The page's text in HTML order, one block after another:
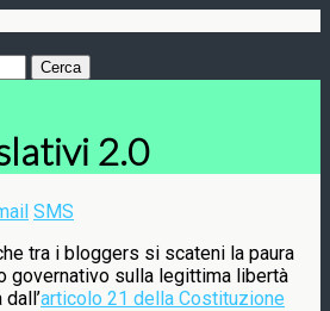
2.0
SMS
tra i bloggers si scateni la paura
governativo sulla legittima libertà
articolo 21 della Costituzione